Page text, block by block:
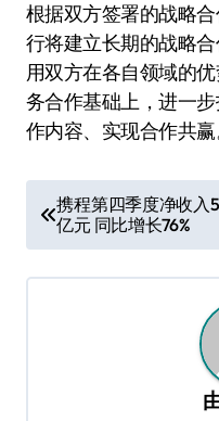
根据双方签署的战略
行将建立长期的战略
用双方在各自领域的
务合作基础上，进一
作内容、实现合作共赢
章
导
携程第四季度净收入
亿元 同比增长76%